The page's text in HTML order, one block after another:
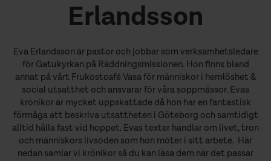
Erlandsson
Eva Erlandsson är pastor och jobbar som verksamhetsledare
för Gatukyrkan på Räddningsmissionen. Hon finns bland
annat på vårt Frukostcafé Vasa för människor i hemlöshet &
social utsatthet och ansvarar för våra soppmässor. Evas
krönikor är mycket uppskattade då hon har en fantastisk
förmåga att beskriva utsattheten i Göteborg och samtidigt
alltid hålla fast vid hoppet. Evas texter handlar om livet, tron
och människors livsöden som hon möter i sitt arbete. Här
nedan samlar vi krönikor så du kan läsa dem när det passar